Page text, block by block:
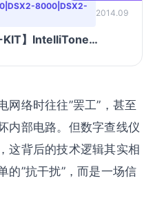
8000|DSX2-
2014.09
】IntelliTone
网络时往往”罢工”，甚至
内部电路。但数字查线仪
这背后的技术逻辑其实相
的”抗干扰”，而是一场信